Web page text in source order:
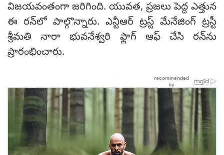
విజయవంతంగా జరిగింది. యువత, ప్రజలు పెద్ద ఎత్తున
ఈ రన్‌లో పాల్గొన్నారు. ఎన్టీఆర్ ట్రస్ట్ మేనేజింగ్ ట్రస్టీ
శ్రీమతి నారా భువనేశ్వరి ఫ్లాగ్ ఆఫ్ చేసి రన్‌ను
ప్రారంభించారు.